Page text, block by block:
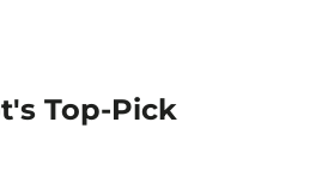
Top-Pick